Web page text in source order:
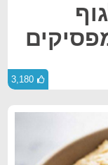
3,180